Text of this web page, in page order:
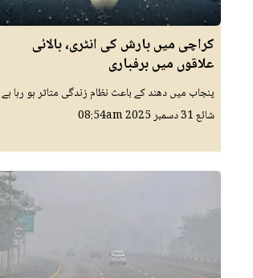
کراچی میں بارش کی انٹری، بالائی
علاقوں میں برفباری
پنجاب میں دھند کے باعث نظام زندگی متاثر ہو رہا ہے
شائع31 دسمبر 2025 08:54am